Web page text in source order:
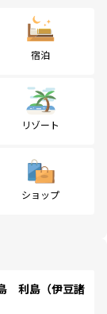
宿泊
リゾート
ショップ
利島（伊豆諸